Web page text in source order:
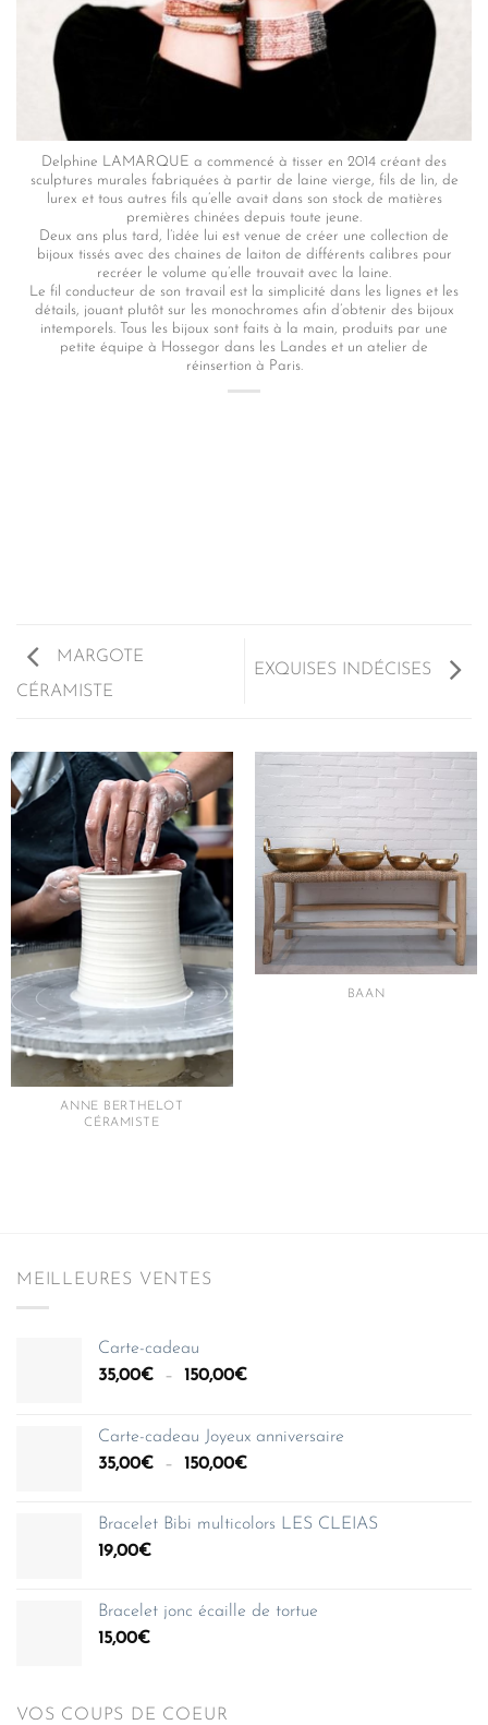
Delphine LAMARQUE a commencé à tisser en 2014 créant des
sculptures murales fabriquées à partir de laine vierge, fils de lin, de
lurex et tous autres fils qu’elle avait dans son stock de matières
premières chinées depuis toute jeune.
Deux ans plus tard, l’idée lui est venue de créer une collection de
bijoux tissés avec des chaines de laiton de différents calibres pour
recréer le volume qu’elle trouvait avec la laine.
Le fil conducteur de son travail est la simplicité dans les lignes et les
détails, jouant plutôt sur les monochromes afin d’obtenir des bijoux
intemporels. Tous les bijoux sont faits à la main, produits par une
petite équipe à Hossegor dans les Landes et un atelier de
réinsertion à Paris.
MARGOTE
CÉRAMISTE
EXQUISES INDÉCISES
ANNE BERTHELOT
CÉRAMISTE
BAAN
MEILLEURES VENTES
Carte-cadeau
35,00€ – 150,00€Plage
35,00€
à
Carte-cadeau Joyeux anniversaire
35,00€ – 150,00€Plage
35,00€
Bracelet Bibi multicolors LES CLEIAS
19,00€
Bracelet jonc écaille de tortue
15,00€
VOS COUPS DE COEUR